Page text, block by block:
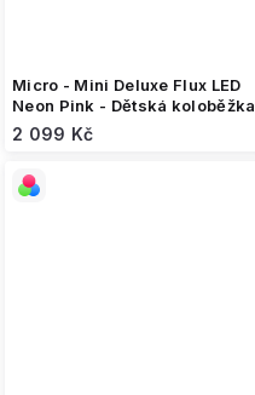
Micro - Mini Deluxe Flux LED
Neon Pink - Dětská koloběžka
2 099 Kč